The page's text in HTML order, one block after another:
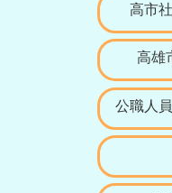
高市
高雄
公職人